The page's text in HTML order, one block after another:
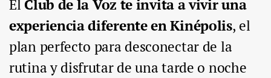
El Club de la Voz te invita a vivir una
experiencia diferente en Kinépolis, el
plan perfecto para desconectar de la
rutina y disfrutar de una tarde o noche